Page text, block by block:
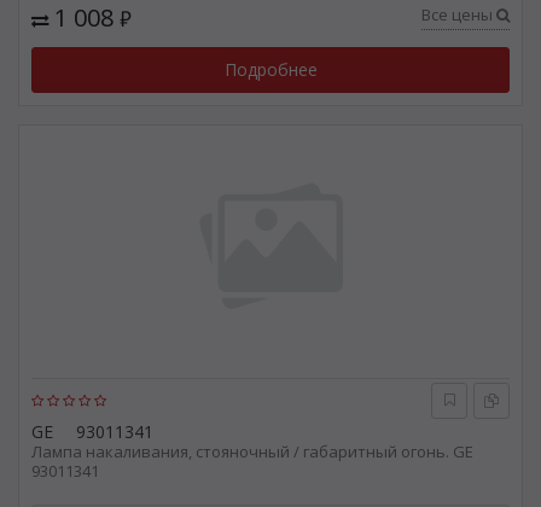
1 008 ₽ Все цены
Подробнее
GE 93011341
Лампа накаливания, стояночный / габаритный огонь. GE
93011341